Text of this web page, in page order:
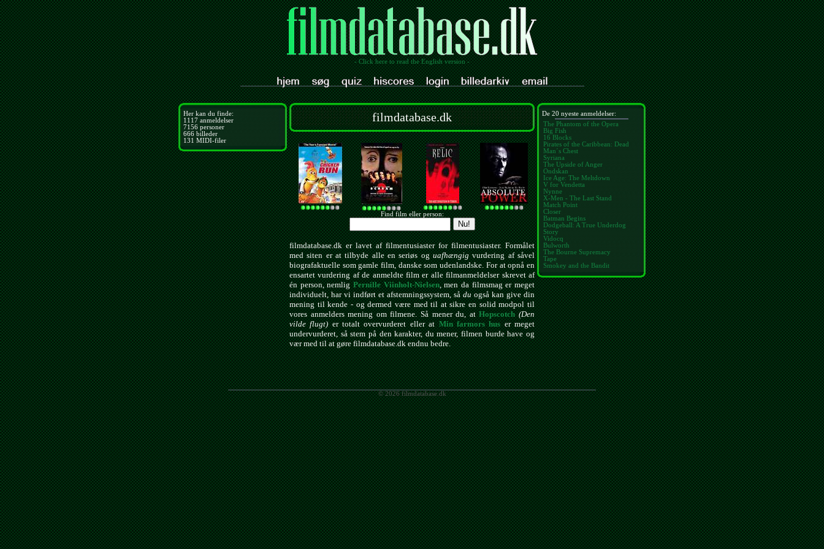
- Click here to read the English version -
Her kan du finde:
1117anmeldelser
7156personer
666billeder
131MIDI-filer
filmdatabase.dk
Find film eller person:
filmdatabase.dk er lavet af filmentusiaster for filmentusiaster. Formålet
med siten er at tilbyde alle en seriøs oguafhængigvurdering af såvel
biografaktuelle som gamle film, danske som udenlandske. For at opnå en
ensartet vurdering af de anmeldte film er alle filmanmeldelser skrevet af
én person, nemligPernille Viinholt-Nielsen, men da filmsmag er meget
individuelt, har vi indført et afstemningssystem, såduogså kan give din
mening til kende - og dermed være med til at sikre en solid modpol til
vores anmelders mening om filmene. Så mener du, atHopscotch (Den
vilde flugt)er totalt overvurderet eller atMin farmors huser meget
undervurderet, så stem på den karakter, du mener, filmen burde have og
vær med til at gøre filmdatabase.dk endnu bedre.
De 20 nyeste anmeldelser:
The Phantom of the Opera
Big Fish
16 Blocks
Pirates of the Caribbean: Dead
Man´s Chest
Syriana
The Upside of Anger
Ondskan
Ice Age: The Meltdown
V for Vendetta
Nynne
X-Men - The Last Stand
Match Point
Closer
Batman Begins
Dodgeball: A True Underdog
Story
Vidocq
Bulworth
The Bourne Supremacy
Tape
Smokey and the Bandit
© 2026 filmdatabase.dk